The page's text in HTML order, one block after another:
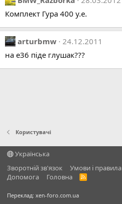
Комплект Гура 400 у.е.
arturbmw 24.12.2011
на е36 піде глушак???
Користувачі
Українська
Зворотній зв'язок
Умови і правила
Дoпoмoга
Головна
R
Переклад: xen-foro.com.ua